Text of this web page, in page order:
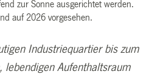
zur Sonne ausgerichtet werden.
auf 2026 vorgesehen.
Industriequartier bis zum
lebendigen Aufenthaltsraum